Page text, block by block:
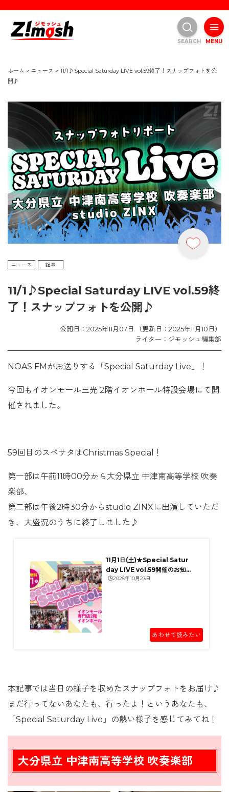
ホーム > ニュース > 11/1♪Special Saturday LIVE vol.59終了！スナップフォトを公
開♪
ニュース 記事
11/1♪Special Saturday LIVE vol.59終
了！スナップフォトを公開♪
公開日：2025年11月07日 （更新日：2025年11月10日）
ライター：ジモッシュ編集部
NOAS FMがお送りする「Special Saturday Live」！
今回もイオンモール三光 2階イオンホール特設会場にて開
催されました。
59回目のスペサタはChristmas Special！
第一部は午前11時00分から大分県立 中津南高等学校 吹奏
楽部、
第二部は午後2時30分からstudio ZINXに出演していただ
き、大盛況のうちに終了しました♪
11月1日(土)★Special Satur
day LIVE vol.59開催のお知ら
せ/中津市イオンモール三光...
🕒️2025年10月23日
あわせて読みたい
本記事では当日の様子を収めたスナップフォトをお届け♪
まだ行ってないあなたも、行ったよ！というあなたも、
「Special Saturday Live」の熱い様子を感じてみてね！
大分県立 中津南高等学校 吹奏楽部
MENU
SEARCH